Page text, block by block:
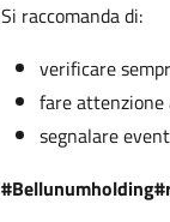
Si raccomanda di:
verificare
fare attenzione
segnalare